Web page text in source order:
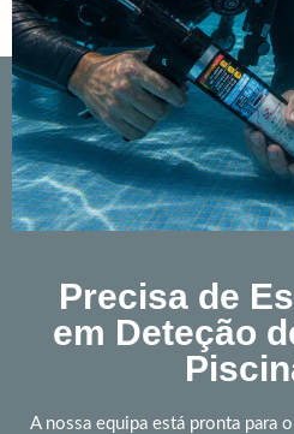
Precisa de
em Deteção
A nossa equipa está pronta para